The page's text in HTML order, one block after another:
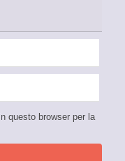
questo browser per la